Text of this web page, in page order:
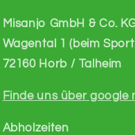
Misanjo GmbH & Co.
Wagental 1 (beim
72160 Horb / Talheim
Finde uns über google
Abholzeiten